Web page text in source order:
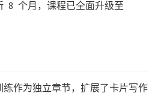
8 个月，课程已全面升级至
作为独立章节，扩展了卡片写作